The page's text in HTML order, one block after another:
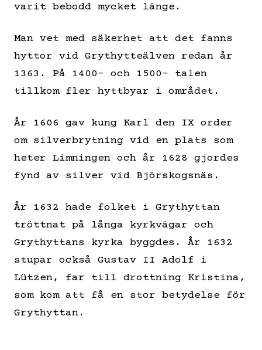
varit bebodd mycket länge.
Man vet med säkerhet att det fanns
hyttor vid Grythytteälven redan år
1363. På 1400- och 1500- talen
tillkom fler hyttbyar i området.
År 1606 gav kung Karl den IX order
om silverbrytning vid en plats som
heter Limningen och år 1628 gjordes
fynd av silver vid Björskogsnäs.
År 1632 hade folket i Grythyttan
tröttnat på långa kyrkvägar och
Grythyttans kyrka byggdes. År 1632
stupar också Gustav II Adolf i
Lützen, far till drottning Kristina,
som kom att få en stor betydelse för
Grythyttan.